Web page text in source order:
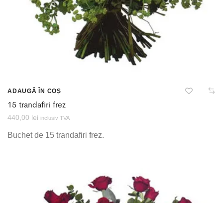
ADAUGĂ ÎN COȘ
15 trandafiri frez
440,00 lei inclusiv TVA
Buchet de 15 trandafiri frez.